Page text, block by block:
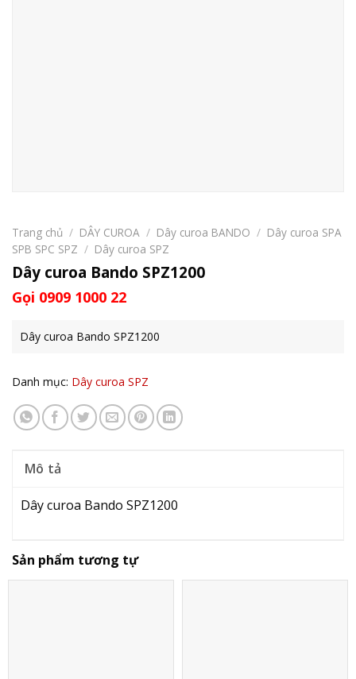
Trang chủ / DÂY CUROA / Dây curoa BANDO / Dây curoa SPA
SPB SPC SPZ / Dây curoa SPZ
Dây curoa Bando SPZ1200
Gọi 0909 1000 22
Dây curoa Bando SPZ1200
Danh mục: Dây curoa SPZ
Mô tả
Dây curoa Bando SPZ1200
Sản phẩm tương tự